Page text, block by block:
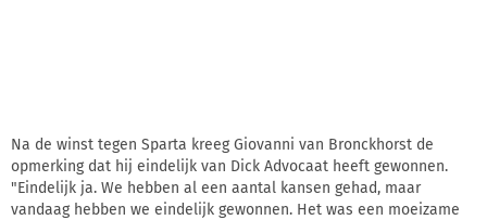
Na de winst tegen Sparta kreeg Giovanni van Bronckhorst de
opmerking dat hij eindelijk van Dick Advocaat heeft gewonnen.
"Eindelijk ja. We hebben al een aantal kansen gehad, maar
vandaag hebben we eindelijk gewonnen. Het was een moeizame